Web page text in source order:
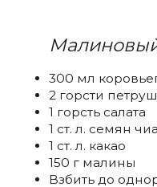
300 мл
2 горсти
1 горсть салата
1 ст. л. семян чиа
1 ст. л. какао
150 г малины
Взбить до